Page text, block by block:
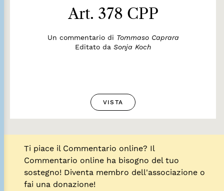
Art. 378 CPP
Un commentario di Tommaso Caprara
Editato da Sonja Koch
VISTA
Ti piace il Commentario online? Il
Commentario online ha bisogno del tuo
sostegno! Diventa membro dell'associazione o
fai una donazione!